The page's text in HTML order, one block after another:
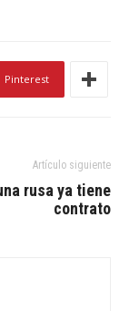
Pinterest
Artículo siguiente
rusa ya tiene
contrato